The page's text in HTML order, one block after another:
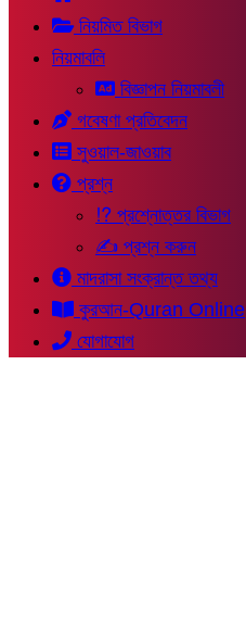
নিয়মিত বিভাগ
নিয়মাবলি
বিজ্ঞাপন নিয়মাবলী
গবেষণা প্রতিবেদন
সুওয়াল-জাওয়াব
প্রশ্ন
⁉ প্রশ্নোত্তর বিভাগ
✍ প্রশ্ন করুন
মাদরাসা সংক্রান্ত তথ্য
কুরআন-Quran Online
যোগাযোগ